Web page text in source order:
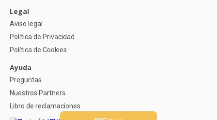
Legal
Aviso legal
Política de Privacidad
Política de Cookies
Ayuda
Preguntas
Nuestros Partners
Libro de reclamaciones